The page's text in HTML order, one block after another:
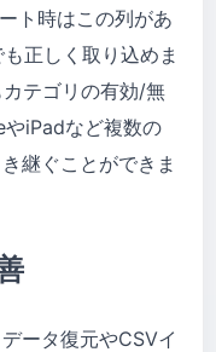
ト時はこの列があ
正しく取り込めま
テゴリの有効/無
iPadなど複数の
継ぐことができま
ータ復元やCSVイ